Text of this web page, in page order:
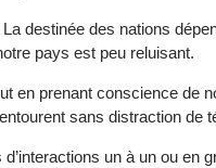
destinée des nations
pays est peu reluisant.
en prenant conscience de
sans distraction de
un à un ou